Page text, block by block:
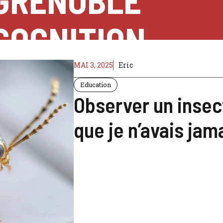
MAI 3, 2025 Eric
Education
Observer un
que je n’avais